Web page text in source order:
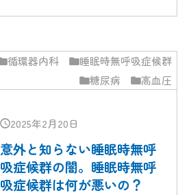
循環器内科
睡眠時無呼吸症候群
糖尿病
高血圧
2025年2月20日
意外と知らない睡眠時無呼
吸症候群の闇。睡眠時無呼
吸症候群は何が悪いの？